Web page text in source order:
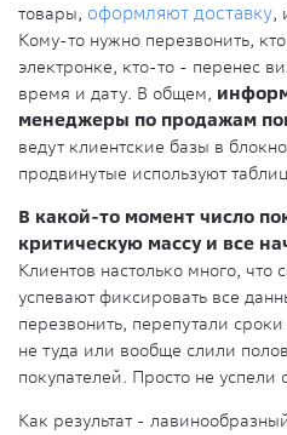
товары, оформляют доставку,
Кому-то нужно перезвонить,
электронке, кто-то - перенес
время и дату. В общем,
менеджеры по продажам
ведут клиентские базы в
продвинутые используют
В какой-то момент число
критическую массу и все
Клиентов настолько много, что
успевают фиксировать все
перезвонить, перепутали
не туда или вообще слили
покупателей. Просто не успели
Как результат -